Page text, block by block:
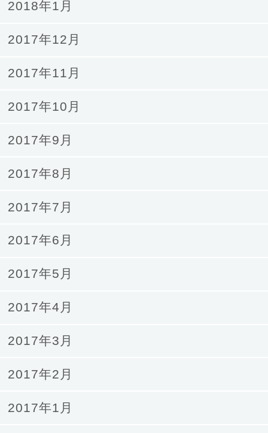
2018年1月
2017年12月
2017年11月
2017年10月
2017年9月
2017年8月
2017年7月
2017年6月
2017年5月
2017年4月
2017年3月
2017年2月
2017年1月